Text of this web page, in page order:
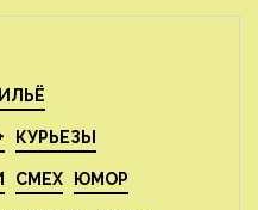
КУРЬЕЗЫ
СМЕХ ЮМОР